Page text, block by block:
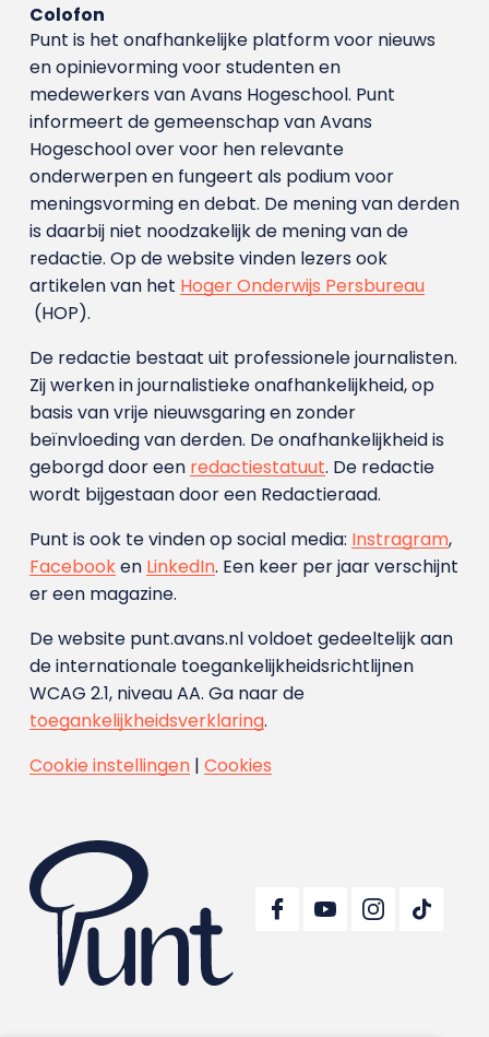
Colofon
Punt is het onafhankelijke platform voor nieuws
en opinievorming voor studenten en
medewerkers van Avans Hoge­school. Punt
informeert de gemeenschap van Avans
Hogeschool over voor hen relevante
onderwerpen en fungeert als podium voor
meningsvorming en debat. De mening van derden
is daarbij niet noodzakelijk de mening van de
redactie. Op de website vinden lezers ook
artikelen van het Hoger Onderwijs Persbureau
(HOP).
De redactie bestaat uit professionele journalisten.
Zij werken in journalistieke onafhankelijkheid, op
basis van vrije nieuwsgaring en zonder
beïnvloeding van derden. De onafhankelijkheid is
geborgd door een redactiestatuut. De redactie
wordt bijgestaan door een Redactieraad.
Punt is ook te vinden op social media: Instragram,
Facebooken LinkedIn. Een keer per jaar verschijnt
er een magazine.
De website punt.avans.nl voldoet gedeeltelijk aan
de internationale toegankelijkheidsrichtlijnen
WCAG 2.1, niveau AA. Ga naar de
toegankelijkheidsverklaring.
Cookie instellingen| Cookies